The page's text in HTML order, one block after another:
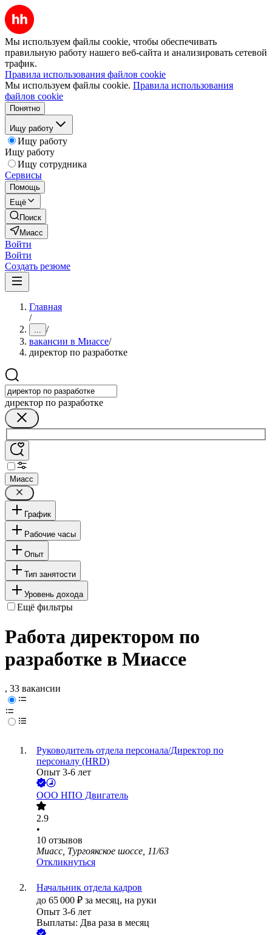
Мы используем файлы cookie, чтобы обеспечивать
правильную работу нашего веб-сайта и анализировать сетевой
трафик.
Правила использования файлов cookie
Мы используем файлы cookie. Правила использования
файлов cookie
Понятно
Ищу работу
Ищу работу
Ищу работу
Ищу сотрудника
Сервисы
Помощь
Ещё
Поиск
Миасс
Войти
Войти
Создать резюме
Главная
/
... /
вакансии в Миассе/
директор по разработке
директор по разработке
Миасс
График
Рабочие часы
Опыт
Тип занятости
Уровень дохода
Ещё фильтры
Работа директором по
разработке в Миассе
, 33 вакансии
Руководитель отдела персонала/Директор по
персоналу (HRD)
Опыт 3-6 лет
ООО НПО Двигатель
2.9
•
10 отзывов
Миасс, Тургоякское шоссе, 11/63
Откликнуться
Начальник отдела кадров
до 65 000 ₽ за месяц, на руки
Опыт 3-6 лет
Выплаты: Два раза в месяц